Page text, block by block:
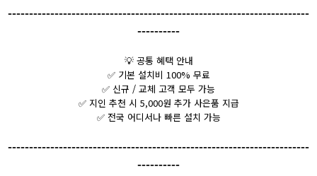
-----------------------------------------------------------------------
----------
💡공통 혜택 안내
✅ 기본 설치비 100% 무료
✅ 신규 / 교체 고객 모두 가능
✅ 지인 추천 시 5,000원 추가 사은품 지급
✅ 전국 어디서나 빠른 설치 가능
-----------------------------------------------------------------------
----------